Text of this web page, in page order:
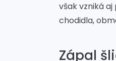
však vzniká
chodidla,
Zápal